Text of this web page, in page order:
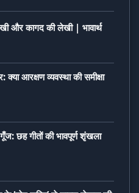
और कागद की लेखी | भावार्थ
आरक्षण व्यवस्था की समीक्षा
छह गीतों की भावपूर्ण शृंखला